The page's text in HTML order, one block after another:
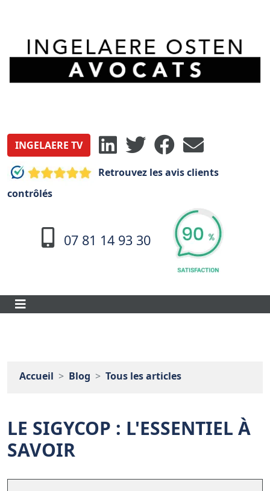
INGELAERE TV
Retrouvez les avis clients
contrôlés
07 81 14 93 30
Accueil Blog Tous les articles
LE SIGYCOP : L'ESSENTIEL À
SAVOIR